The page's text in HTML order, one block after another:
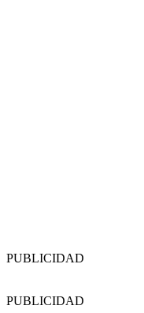
PUBLICIDAD
PUBLICIDAD